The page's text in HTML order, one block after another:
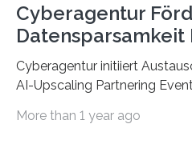
Cyberagentur
Cyberagentur initiiert
AI-Upscaling Partnering
innovative
More than 1 year ago